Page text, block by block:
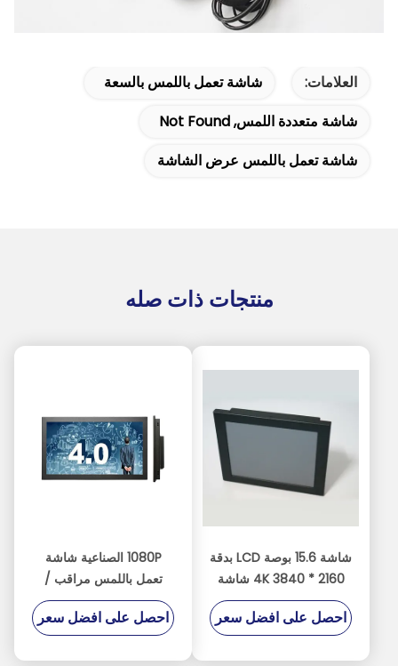
العلامات:
شاشة تعمل باللمس بالسعة
شاشة متعددة اللمس, Not Found
شاشة تعمل باللمس عرض الشاشة
منتجات ذات صله
شاشة 15.6 بوصة LCD بدقة
4K 3840 * 2160 شاشة
تعمل باللمس 1000 شمعة
في المتر المربع
احصل على افضل سعر
1080P الصناعية شاشة
تعمل باللمس مراقب /
شاشة تعمل باللمس عرض
مراقب دعم التوت PI
احصل على افضل سعر